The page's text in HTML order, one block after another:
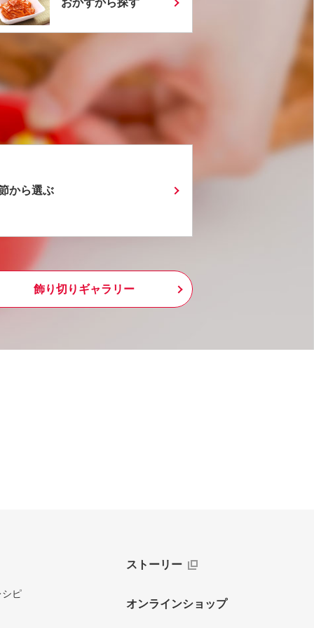
から選ぶ
飾り切りギャラリー
ピ
ストーリー
オンラインショップ